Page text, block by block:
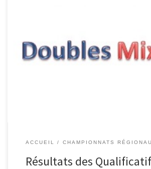
Délégué Serge ROLLINI L’équipe BORTOLINI ET
pour CDF
ACCUEIL CHAMPIONNATS
Résultats des